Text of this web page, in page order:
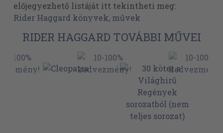
előjegyezhető listáját itt tekintheti meg:
Rider Haggard könyvek, művek
RIDER HAGGARD TOVÁBBI MŰVEI